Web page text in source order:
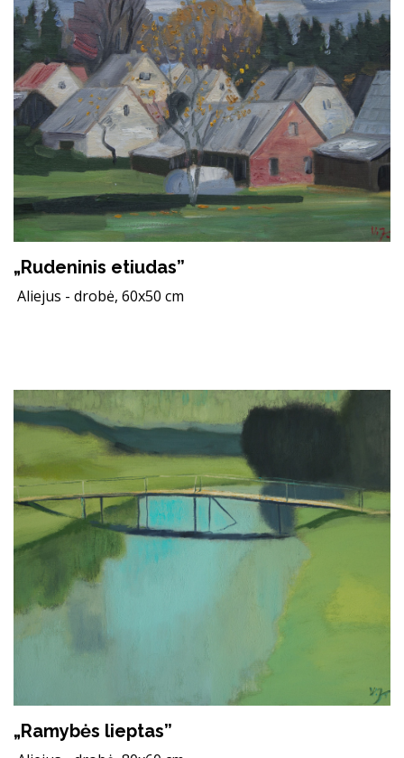
„Rudeninis etiudas”
Aliejus - drobė, 60x50 cm
„Ramybės lieptas”